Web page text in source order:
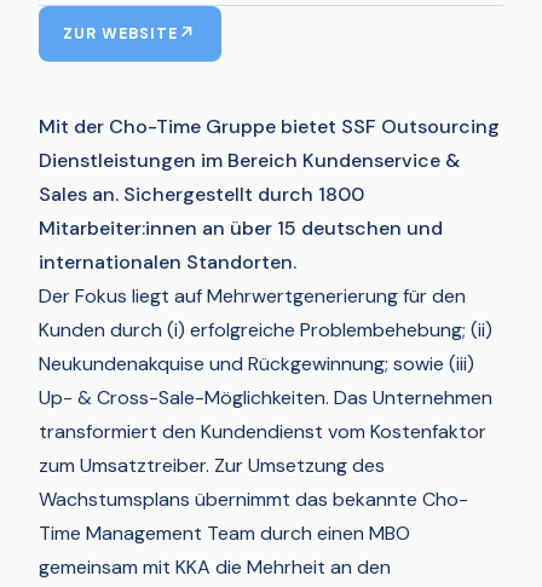
ZUR WEBSITE
Mit der Cho-Time Gruppe bietet SSF Outsourcing
Dienstleistungen im Bereich Kundenservice &
Sales an. Sichergestellt durch 1800
Mitarbeiter:innen an über 15 deutschen und
internationalen Standorten.
Der Fokus liegt auf Mehrwertgenerierung für den
Kunden durch (i) erfolgreiche Problembehebung; (ii)
Neukundenakquise und Rückgewinnung; sowie (iii)
Up- & Cross-Sale-Möglichkeiten. Das Unternehmen
transformiert den Kundendienst vom Kostenfaktor
zum Umsatztreiber. Zur Umsetzung des
Wachstumsplans übernimmt das bekannte Cho-
Time Management Team durch einen MBO
gemeinsam mit KKA die Mehrheit an den